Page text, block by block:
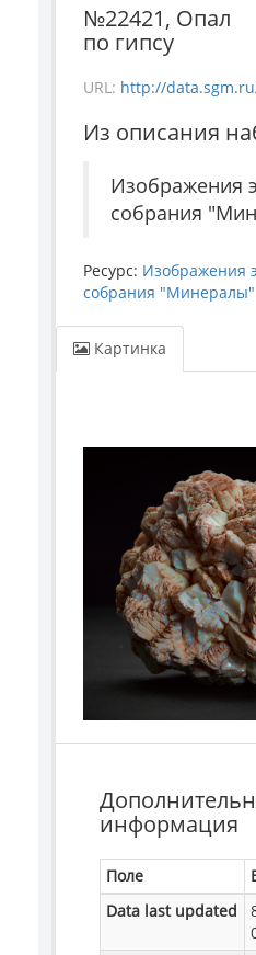
№22421, Опал
по гипсу
URL: http://data.sgm.ru/dataset/17744eed-27fa-4a9a-bc72-4e657fa570af/
Из описания
Изображения
собрания
Ресурс: Изображения
собрания "Минералы"
Картинка
информация
Поле
Data last updated